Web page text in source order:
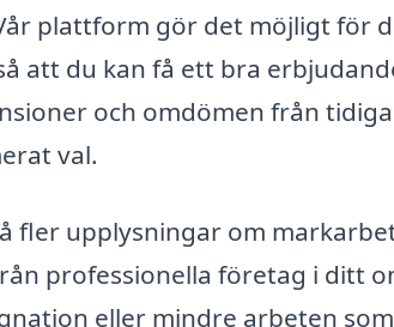
plattform gör det möjligt för
att du kan få ett bra
och omdömen från
val.
fler upplysningar om
professionella företag i ditt
eller mindre arbeten